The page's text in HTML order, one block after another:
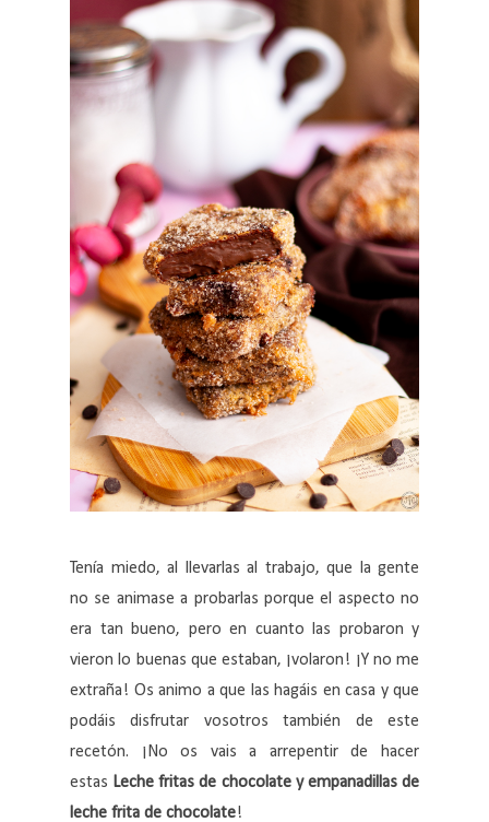
Tenía miedo, al llevarlas al trabajo, que la gente
no se animase a probarlas porque el aspecto no
era tan bueno, pero en cuanto las probaron y
vieron lo buenas que estaban, ¡volaron! ¡Y no me
extraña! Os animo a que las hagáis en casa y que
podáis disfrutar vosotros también de este
recetón. ¡No os vais a arrepentir de hacer
estas Leche fritas de chocolate y empanadillas de
leche frita de chocolate!